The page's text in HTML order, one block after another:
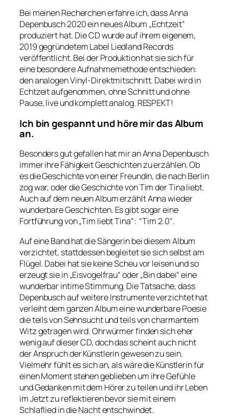
Bei meinen Recherchen erfahre ich, dass Anna
Depenbusch 2020 ein neues Album „Echtzeit“
produziert hat. Die CD wurde auf ihrem eigenem,
2019 gegründetem Label Liedland Records
veröffentlicht. Bei der Produktion hat sie sich für
eine besondere Aufnahmemethode entschieden:
den analogen Vinyl-Direktmitschnitt. Dabei wird in
Echtzeit aufgenommen, ohne Schnitt und ohne
Pause, live und komplett analog. RESPEKT!
Ich bin gespannt und höre mir das Album
an.
Besonders gut gefallen hat mir an Anna Depenbusch
immer ihre Fähigkeit Geschichten zu erzählen. Ob
es die Geschichte von einer Freundin, die nach Berlin
zog war, oder die Geschichte von Tim der Tina liebt.
Auch auf dem neuen Album erzählt Anna wieder
wunderbare Geschichten. Es gibt sogar eine
Fortführung von „Tim liebt Tina“: “Tim 2.0“.
Auf eine Band hat die Sängerin bei diesem Album
verzichtet, stattdessen begleitet sie sich selbst am
Flügel. Dabei hat sie keine Scheu vor leisen und so
erzeugt sie in „Eisvogelfrau“ oder „Bin dabei“ eine
wunderbar intime Stimmung. Die Tatsache, dass
Depenbusch auf weitere Instrumente verzichtet hat
verleiht dem ganzen Album eine wunderbare Poesie
die teils von Sehnsucht und teils von charmantem
Witz getragen wird. Ohrwürmer finden sich eher
wenig auf dieser CD, doch das scheint auch nicht
der Anspruch der Künstlerin gewesen zu sein.
Vielmehr fühlt es sich an, als wäre die Künstlerin für
einen Moment stehen geblieben um ihre Gefühle
und Gedanken mit dem Hörer zu teilen und ihr Leben
im Jetzt zu reflektieren bevor sie mit einem
Schlaflied in die Nacht entschwindet.